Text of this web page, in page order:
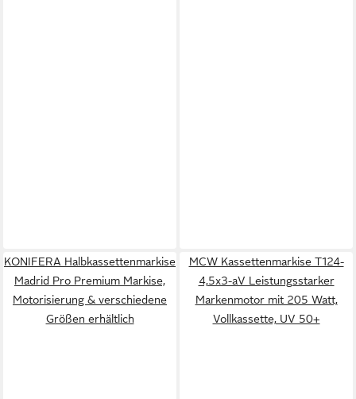
KONIFERA Halbkassettenmarkise
Madrid Pro Premium Markise,
Motorisierung & verschiedene
Größen erhältlich
MCW Kassettenmarkise T124-
4,5x3-aV Leistungsstarker
Markenmotor mit 205 Watt,
Vollkassette, UV 50+